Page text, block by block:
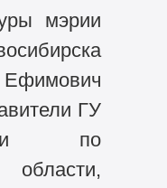
мэрии
ГУ
по